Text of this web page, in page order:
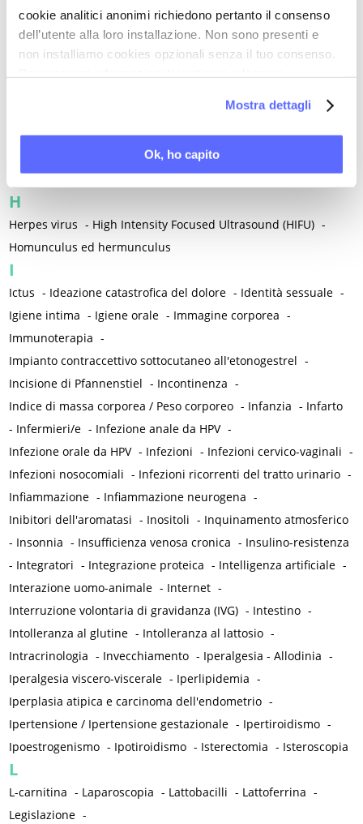
cookie analitici anonimi richiedono pertanto il consenso
dell’utente alla loro installazione. Non sono presenti e
non installiamo cookies opzionali senza il tuo consenso.
Mostra dettagli
Ok, ho capito
Funzione sessuale femminile -Funzione sessuale maschile
Funzioni cognitive -Fusobacterium
G
Gastroenterologia / Disturbi gastrointestinali -Genetica -
-Glaucoma -
H
Herpes virus - High Intensity Focused Ultrasound (HIFU) -
Homunculus ed hermunculus
I
Ictus - Ideazione catastrofica del dolore - Identità sessuale -
Igiene intima - Igiene orale - Immagine corporea -
Immunoterapia -
Impianto contraccettivo sottocutaneo all'etonogestrel -
Incisione di Pfannenstiel - Incontinenza -
Indice di massa corporea / Peso corporeo - Infanzia - Infarto
- Infermieri/e - Infezione anale da HPV -
Infezione orale da HPV - Infezioni - Infezioni cervico-vaginali -
Infezioni nosocomiali - Infezioni ricorrenti del tratto urinario -
Infiammazione - Infiammazione neurogena -
Inibitori dell'aromatasi - Inositoli - Inquinamento atmosferico
- Insonnia - Insufficienza venosa cronica - Insulino-resistenza
- Integratori - Integrazione proteica - Intelligenza artificiale -
Interazione uomo-animale - Internet -
Interruzione volontaria di gravidanza (IVG) - Intestino -
Intolleranza al glutine - Intolleranza al lattosio -
Intracrinologia - Invecchiamento - Iperalgesia - Allodinia -
Iperalgesia viscero-viscerale - Iperlipidemia -
Iperplasia atipica e carcinoma dell'endometrio -
Ipertensione / Ipertensione gestazionale - Ipertiroidismo -
Ipoestrogenismo - Ipotiroidismo - Isterectomia - Isteroscopia
L
L-carnitina - Laparoscopia - Lattobacilli - Lattoferrina -
Legislazione -